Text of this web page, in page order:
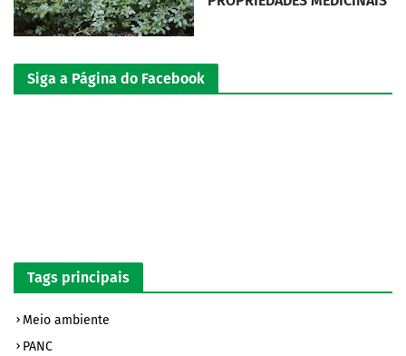
Siga a Página do Facebook
Tags principais
Meio ambiente
PANC